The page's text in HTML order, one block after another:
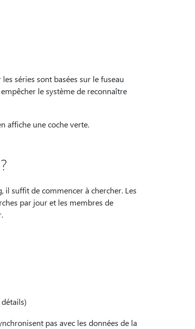
séries sont basées sur le fuseau
le système de reconnaître
affiche une coche verte.
il suffit de commencer à chercher. Les
par jour et les membres de
pas avec les données de la